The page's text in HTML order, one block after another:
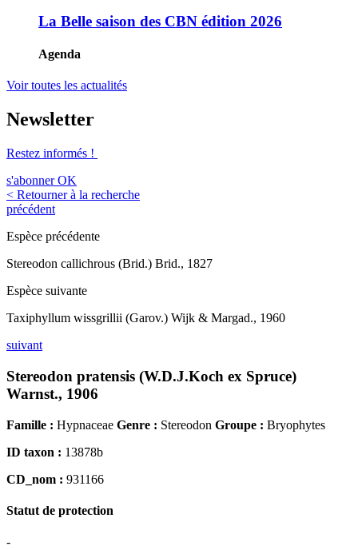
La Belle saison des CBN édition 2026
Agenda
Voir toutes les actualités
Newsletter
Restez informés !
s'abonner OK
< Retourner à la recherche
précédent
Espèce précédente
Stereodon callichrous (Brid.) Brid., 1827
Espèce suivante
Taxiphyllum wissgrillii (Garov.) Wijk & Margad., 1960
suivant
Stereodon pratensis (W.D.J.Koch ex Spruce)
Warnst., 1906
Famille : Hypnaceae Genre : Stereodon Groupe : Bryophytes
ID taxon : 13878b
CD_nom : 931166
Statut de protection
-